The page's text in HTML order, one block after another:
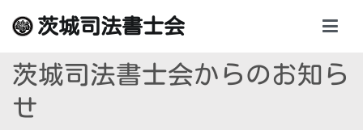
容
ス
茨城司法書士会
茨城司法書士会からのお知ら
せ